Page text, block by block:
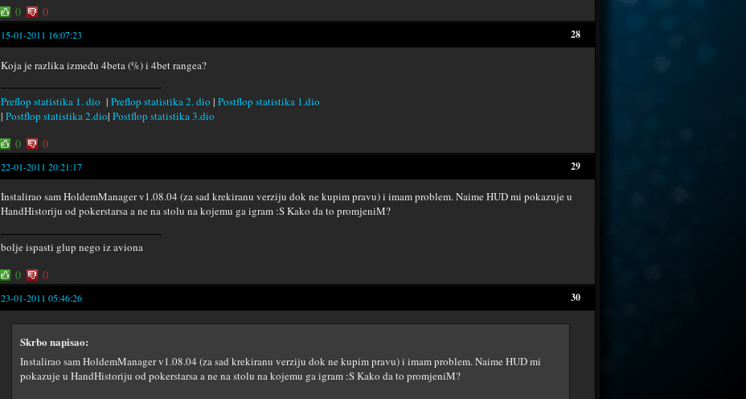
0 0
28
15-01-2011 16:07:23
Koja je razlika između 4beta (%) i 4bet rangea?
Preflop statistika 1. dio | Preflop statistika 2. dio | Postflop statistika 1.dio
| Postflop statistika 2.dio| Postflop statistika 3.dio
0 0
29
22-01-2011 20:21:17
Instalirao sam HoldemManager v1.08.04 (za sad krekiranu verziju dok ne kupim pravu) i imam problem. Naime HUD mi pokazuje u
HandHistoriju od pokerstarsa a ne na stolu na kojemu ga igram :S Kako da to promjeniM?
bolje ispasti glup nego iz aviona
0 0
30
23-01-2011 05:46:26
Skrbo napisao:
Instalirao sam HoldemManager v1.08.04 (za sad krekiranu verziju dok ne kupim pravu) i imam problem. Naime HUD mi
pokazuje u HandHistoriju od pokerstarsa a ne na stolu na kojemu ga igram :S Kako da to promjeniM?